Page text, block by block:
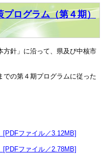
プログラム（第４期）
針」に沿って、県及び中核市
の第４期プログラムに従った
ファイル／3.12MB]
ファイル／2.78MB]